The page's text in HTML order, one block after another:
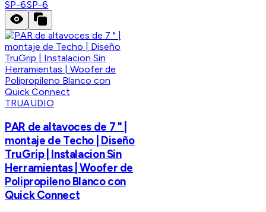
SP-6SP-6
TRUAUDIO
PAR de altavoces de 7 " |
montaje de Techo | Diseño
TruGrip | Instalacion Sin
Herramientas | Woofer de
Polipropileno Blanco con
Quick Connect